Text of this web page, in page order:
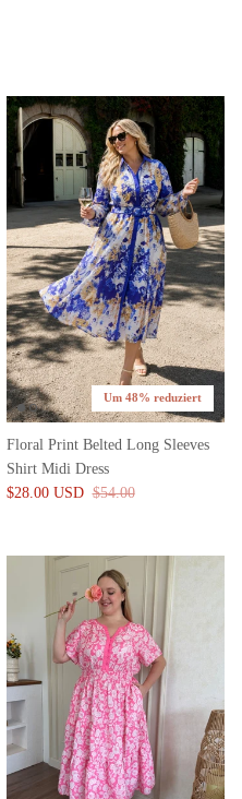
Um 48% reduziert
Floral Print Belted Long Sleeves
Shirt Midi Dress
$28.00 USD $54.00